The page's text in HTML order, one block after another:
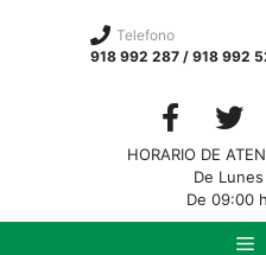
Telefono
918 992 287 / 918 992
HORARIO DE
De
De 09:00